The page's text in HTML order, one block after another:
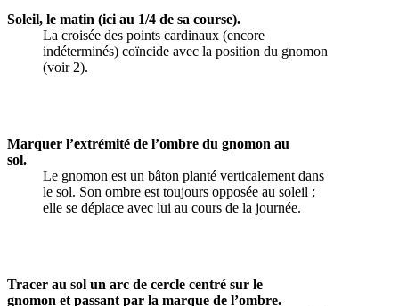
Soleil, le matin (ici au 1/4 de sa course).
La croisée des points cardinaux (encore
indéterminés) coïncide avec la position du gnomon
(voir 2).
Marquer l’extrémité de l’ombre du gnomon au
sol.
Le gnomon est un bâton planté verticalement dans
le sol. Son ombre est toujours opposée au soleil ;
elle se déplace avec lui au cours de la journée.
Tracer au sol un arc de cercle centré sur le
gnomon et passant par la marque de l’ombre.